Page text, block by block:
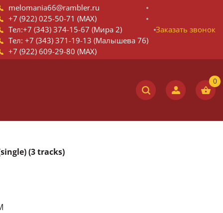
melomania66@rambler.ru
+7 (922) 025-50-71 (MAX)
Тел:+7 (343) 374-15-67 (Мира 2)
Тел: +7 (343) 371-19-13 (Малышева 76)
+7 (922) 609-29-80 (MAX)
Заказать звонок
(single) (3 tracks)